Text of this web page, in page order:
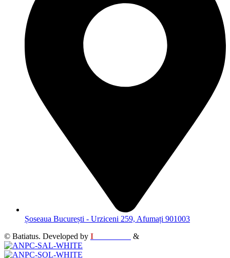
Șoseaua București - Urziceni 259, Afumați 901003
© Batiatus. Developed by I &